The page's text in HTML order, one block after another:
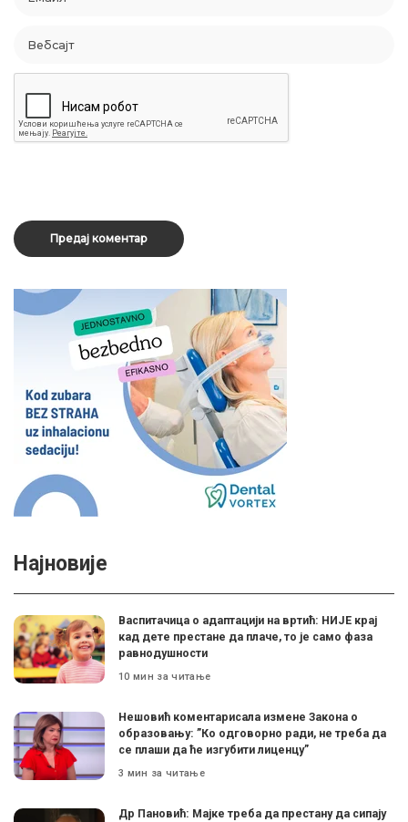
Најновије
Васпитачица о адаптацији на вртић: НИЈЕ крај
кад дете престане да плаче, то је само фаза
равнодушности
10 мин за читање
Нешовић коментарисала измене Закона о
образовању: ”Ко одговорно ради, не треба да
се плаши да ће изгубити лиценцу”
3 мин за читање
Др Пановић: Мајке треба да престану да сипају